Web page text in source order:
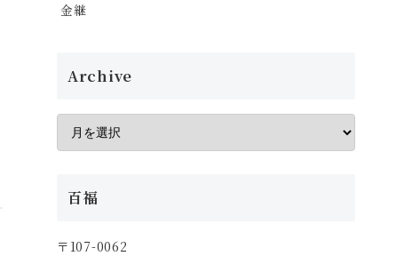
金継
Archive
百福
〒107-0062